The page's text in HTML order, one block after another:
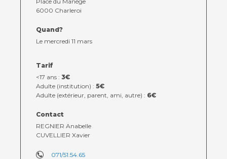
6000 Charleroi
Quand?
Le mercredi 11 mars
Tarif
<17 ans : 3€
Adulte (institution) : 5€
Adulte (extérieur, parent, ami, autre) : 6€
Contact
REGNIER Anabelle
CUVELLIER Xavier
071/51.54.65